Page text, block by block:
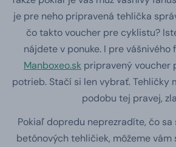
je pre neho pripravená tehlička
čo takto voucher pre cyklistu?
nájdete v ponuke. I pre vášnivého
Manboxeo.sk pripravený voucher
potrieb. Stačí si len vybrať. Tehličky
podobu tej pravej,
Pokiaľ dopredu neprezradíte, čo
betónových tehličiek, môžeme vám